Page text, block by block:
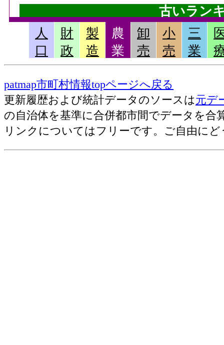
古いラン
畜産産出額・小計[千万円](2006)
果実産出額[千万円](2006)
耕種産出額・小計[千万円](2006)
農業産出額・総計[千万円](2006)
野菜産出額[千万円](2006)
売上(収入)金額[百万円](2012)
人
口
財
政
製
造
農
業
卸
売
小
売
三
業
patmap市町村情報topページへ戻る
更新履歴および統計データのソースは元デ
の自治体を基準に合併都市間でデータを合
リンクについてはフリーです。ご自由にど